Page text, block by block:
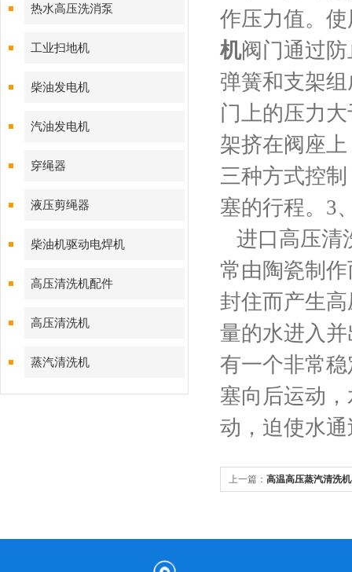
热水高压洗消泵
工业扫地机
柴油发电机
汽油发电机
穿绳器
液压剪绳器
柴油机驱动电焊机
高压清洗机配件
高压清洗机
蒸汽清洗机
作压力值。
机阀门通过
弹簧和支架
门上的压力
架挤在阀座
三种方式控
塞的行程。3
进口高压清
常由陶瓷制
封住而产生
量的水进入
有一个非常
塞向后运动
动，迫使水
上一篇： 高温高压蒸汽清洗